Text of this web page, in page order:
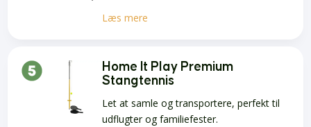
Læs mere
Home It Play Premium
Stangtennis
Let at samle og transportere, perfekt til
udflugter og familiefester.